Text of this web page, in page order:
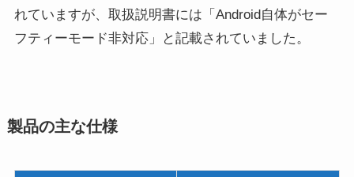
れていますが、取扱説明書には「Android自体がセー
フティーモード非対応」と記載されていました。
製品の主な仕様